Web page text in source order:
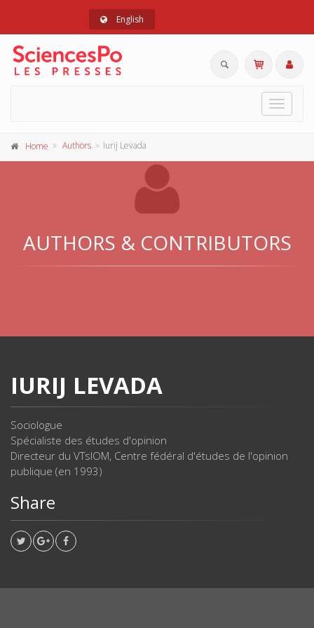
English
Toggle
Home Authors Iurij Levada
AUTHORS & CONTRIBUTORS
IURIJ LEVADA
Sociologue
Spécialiste des études d'opinion
Directeur du VTsIOM, Centre fédéral d'études de l'opinion
publique (en 1993)
Share